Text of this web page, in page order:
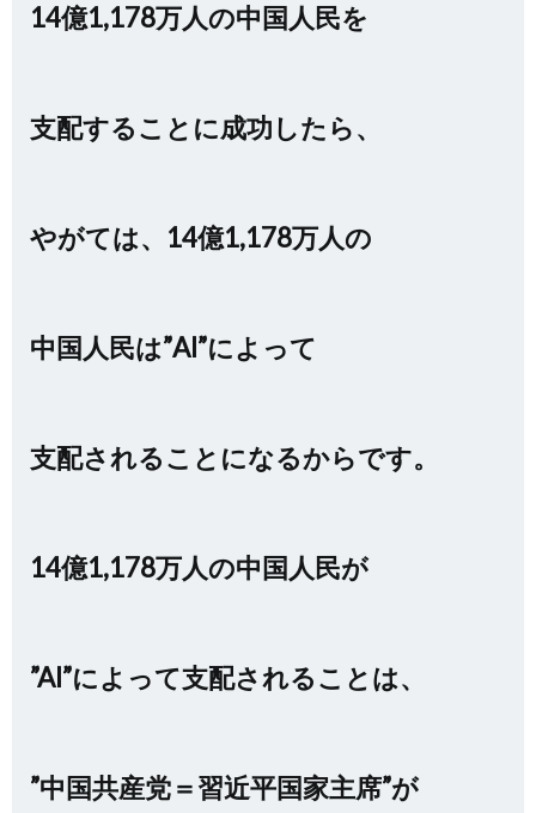
14億1,178万人の中国人民を
支配することに成功したら、
やがては、14億1,178万人の
中国人民は”AI”によって
支配されることになるからです。
14億1,178万人の中国人民が
”AI”によって支配されることは、
”中国共産党＝習近平国家主席”が